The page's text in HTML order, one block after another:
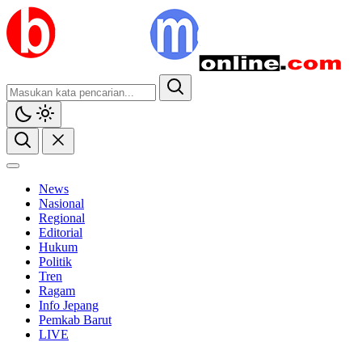
News
Nasional
Regional
Editorial
Hukum
Politik
Tren
Ragam
Info Jepang
Pemkab Barut
LIVE